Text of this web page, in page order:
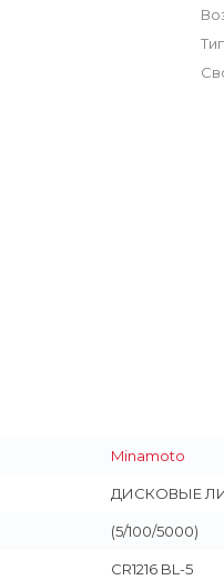
Minamoto
ДИСКОВЫЕ
(5/100/5000)
CR1216 BL-5